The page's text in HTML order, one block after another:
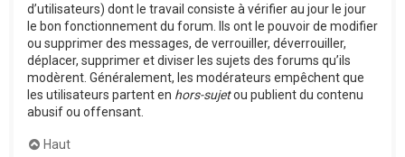
d’utilisateurs) dont le travail consiste à vérifier au jour le jour
le bon fonctionnement du forum. Ils ont le pouvoir de modifier
ou supprimer des messages, de verrouiller, déverrouiller,
déplacer, supprimer et diviser les sujets des forums qu’ils
modèrent. Généralement, les modérateurs empêchent que
les utilisateurs partent en hors-sujetou publient du contenu
abusif ou offensant.
Haut